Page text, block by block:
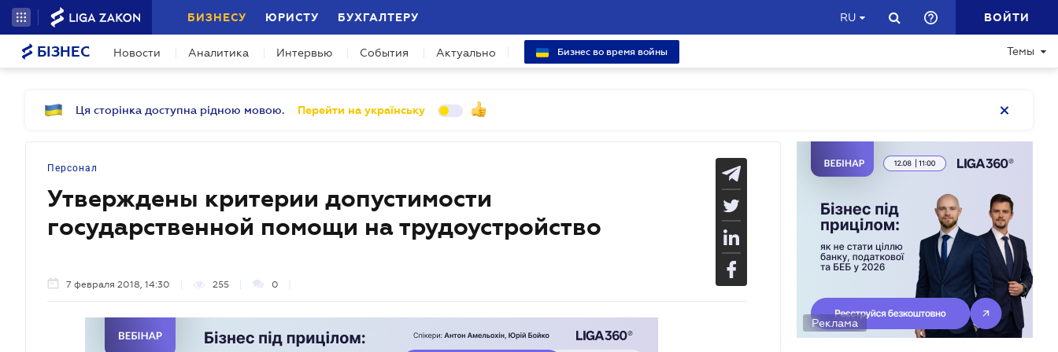
БИЗНЕСУ ЮРИСТУ БУХГАЛТЕРУ RU ВОЙТИ
БІЗНЕС Новости Аналитика Интервью События Актуально Бизнес во время войны Темы
Ця сторінка доступна рідною мовою. Перейти на українську
Персонал
Утверждены критерии допустимости
государственной помощи на трудоустройство
7 февраля 2018, 14:30 255 0
Реклама